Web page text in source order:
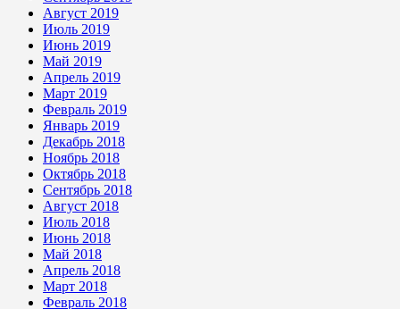
Август 2019
Июль 2019
Июнь 2019
Май 2019
Апрель 2019
Март 2019
Февраль 2019
Январь 2019
Декабрь 2018
Ноябрь 2018
Октябрь 2018
Сентябрь 2018
Август 2018
Июль 2018
Июнь 2018
Май 2018
Апрель 2018
Март 2018
Февраль 2018